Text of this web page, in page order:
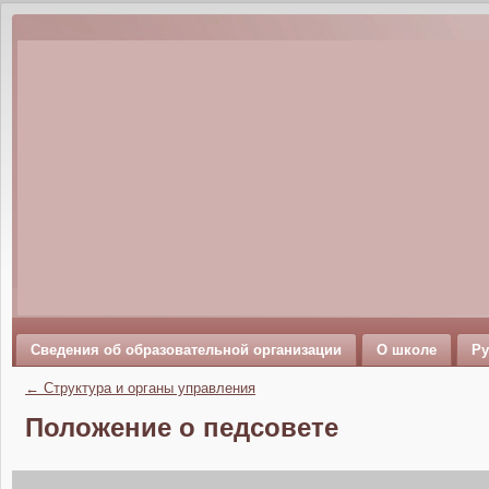
Сведения об образовательной организации О школе
← Структура и органы управления
Положение о педсовете